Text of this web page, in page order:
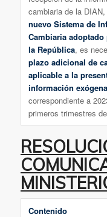
cambiaria de la
nuevo Sistema de
Cambiaria
la República, es
plazo adicional de
aplicable a la
información
correspondiente a
primeros trimestres
Contenido